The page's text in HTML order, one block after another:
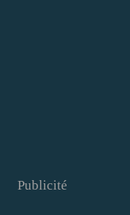
Publicité